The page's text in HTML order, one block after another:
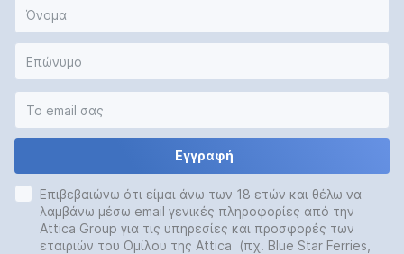
Εγγραφή
Επιβεβαιώνω ότι είμαι άνω των 18 ετών και θέλω να
λαμβάνω μέσω email γενικές πληροφορίες από την
Attica Group για τις υπηρεσίες και προσφορές των
εταιριών του Ομίλου της Attica (πχ. Blue Star Ferries,